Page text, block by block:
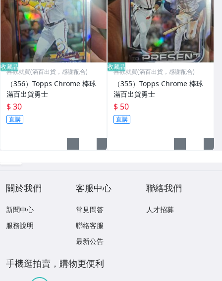
收藏品
喜歡就買(滿百出貨，感謝配合)
（356）Topps Chrome 棒球
滿百出貨勇士
$ 30
直購
收藏品
喜歡就買(滿百出貨，感謝配合)
（355）Topps Chrome 棒球
滿百出貨勇士
$ 50
直購
關於我們
新聞中心
服務說明
客服中心
常見問答
聯絡客服
最新公告
聯絡我們
人才招募
手機逛拍賣，購物更便利